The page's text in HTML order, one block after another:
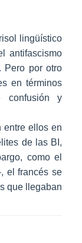
lingüístico
antifascismo
Pero por otro
en términos
confusión y
entre ellos en
de las BI,
como el
el francés se
que llegaban